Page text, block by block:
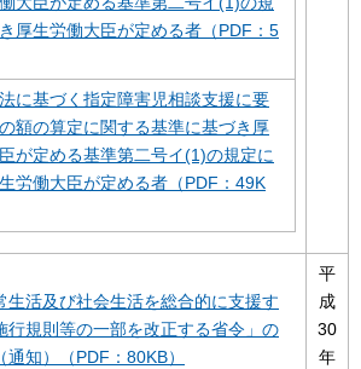
厚生労働大臣が定める者（PDF：5
に基づく指定障害児相談支援に要
額の算定に関する基準に基づき厚
が定める基準第二号イ(1)の規定に
労働大臣が定める者（PDF：49K
生活及び社会生活を総合的に支援す
行規則等の一部を改正する省令」の
知）（PDF：80KB）
平
成
30
年